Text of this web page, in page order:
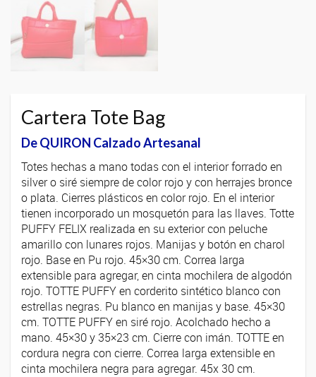
Cartera Tote Bag
De QUIRON Calzado Artesanal
Totes hechas a mano todas con el interior forrado en
silver o siré siempre de color rojo y con herrajes bronce
o plata. Cierres plásticos en color rojo. En el interior
tienen incorporado un mosquetón para las llaves. Totte
PUFFY FELIX realizada en su exterior con peluche
amarillo con lunares rojos. Manijas y botón en charol
rojo. Base en Pu rojo. 45×30 cm. Correa larga
extensible para agregar, en cinta mochilera de algodón
rojo. TOTTE PUFFY en corderito sintético blanco con
estrellas negras. Pu blanco en manijas y base. 45×30
cm. TOTTE PUFFY en siré rojo. Acolchado hecho a
mano. 45×30 y 35×23 cm. Cierre con imán. TOTTE en
cordura negra con cierre. Correa larga extensible en
cinta mochilera negra para agregar. 45x 30 cm.